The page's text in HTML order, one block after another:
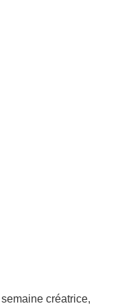
créatrice,